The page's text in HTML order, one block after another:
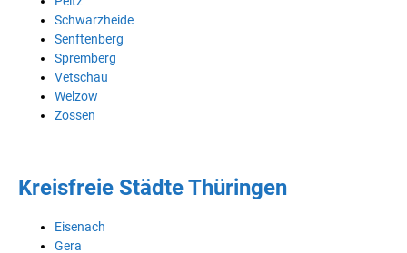
Schwarzheide
Senftenberg
Spremberg
Vetschau
Welzow
Zossen
Kreisfreie Städte Thüringen
Eisenach
Gera